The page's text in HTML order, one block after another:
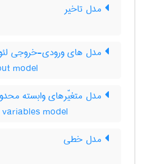
مدل تاخیر
مدل های ورودی-خروجی
model
مدل متغیّرهای وابسته
model
مدل خطی